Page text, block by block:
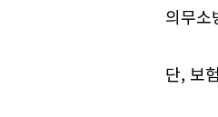
의무소
단, 보